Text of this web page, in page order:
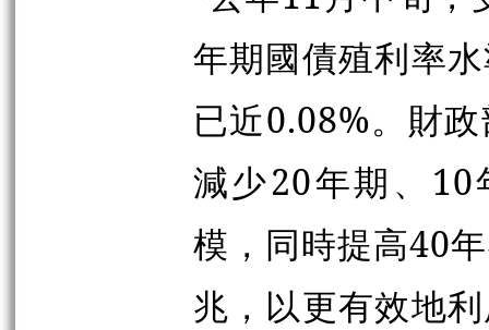
年期國債殖利率
已近0.08%。財
減少20年期、
模，同時提高40
兆，以更有效地